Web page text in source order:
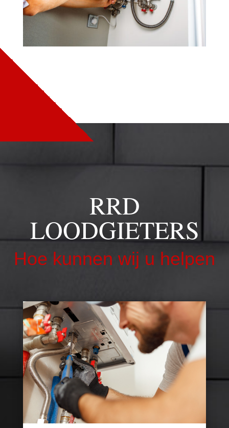
RRD
LOODGIETERS
Hoe kunnen wij u helpen